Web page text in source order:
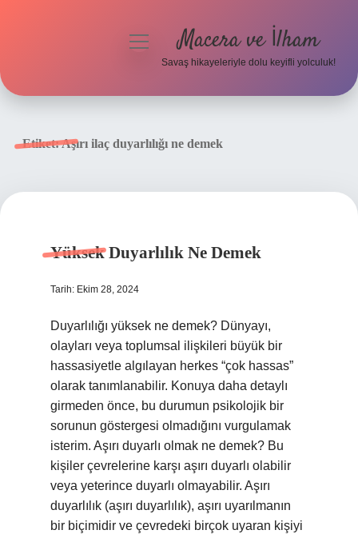
menüyüMacera ve İlham
Savaş hikayeleriyle dolu keyifli yolculuk!
Etiket:Aşırı ilaç duyarlılığı ne demek
Yüksek Duyarlılık Ne Demek
Tarih: Ekim 28, 2024
Duyarlılığı yüksek ne demek? Dünyayı,
olayları veya toplumsal ilişkileri büyük bir
hassasiyetle algılayan herkes “çok hassas”
olarak tanımlanabilir. Konuya daha detaylı
girmeden önce, bu durumun psikolojik bir
sorunun göstergesi olmadığını vurgulamak
isterim. Aşırı duyarlı olmak ne demek? Bu
kişiler çevrelerine karşı aşırı duyarlı olabilir
veya yeterince duyarlı olmayabilir. Aşırı
duyarlılık (aşırı duyarlılık), aşırı uyarılmanın
bir biçimidir ve çevredeki birçok uyaran kişiyi